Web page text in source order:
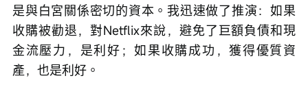
是與白宮關係密切的資本。我迅速做了推演：如果
收購被勸退，對Netflix來說，避免了巨額負債和現
金流壓力，是利好；如果收購成功，獲得優質資
產，也是利好。